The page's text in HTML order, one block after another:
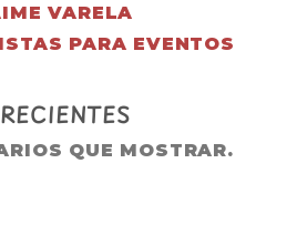
VARELA
PARA EVENTOS
QUE MOSTRAR.